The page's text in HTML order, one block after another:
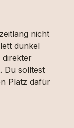
nicht
dunkel
direkter
Du solltest
Platz dafür